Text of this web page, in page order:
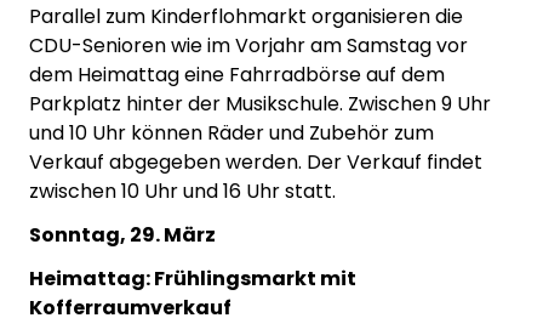
Parallel zum Kinderflohmarkt organisieren die
CDU-Senioren wie im Vorjahr am Samstag vor
dem Heimattag eine Fahrradbörse auf dem
Parkplatz hinter der Musikschule. Zwischen 9 Uhr
und 10 Uhr können Räder und Zubehör zum
Verkauf abgegeben werden. Der Verkauf findet
zwischen 10 Uhr und 16 Uhr statt.
Sonntag, 29. März
Heimattag: Frühlingsmarkt mit
Kofferraumverkauf